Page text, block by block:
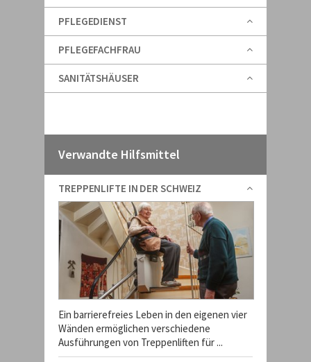
PFLEGEDIENST
PFLEGEFACHFRAU
SANITÄTSHÄUSER
Verwandte Hilfsmittel
TREPPENLIFTE IN DER SCHWEIZ
Ein barrierefreies Leben in den eigenen vier
Wänden ermöglichen verschiedene
Ausführungen von Treppenliften für ...